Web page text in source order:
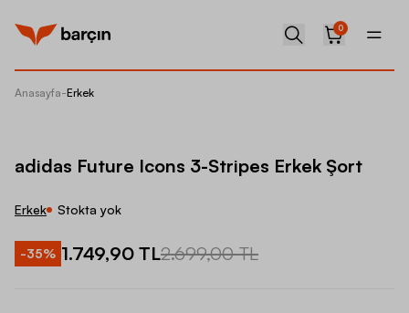
0
Anasayfa-Erkek
adidas Future Icons 3-Stripes Erkek Şort
Erkek Stokta yok
-35% 1.749,90 TL2.699,00 TL